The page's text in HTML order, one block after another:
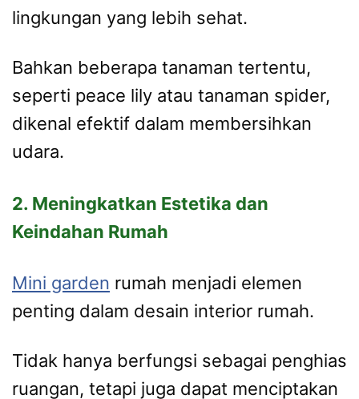
lingkungan yang lebih sehat.
Bahkan beberapa tanaman tertentu,
seperti peace lily atau tanaman spider,
dikenal efektif dalam membersihkan
udara.
2. Meningkatkan Estetika dan
Keindahan Rumah
Mini garden rumah menjadi elemen
penting dalam desain interior rumah.
Tidak hanya berfungsi sebagai penghias
ruangan, tetapi juga dapat menciptakan